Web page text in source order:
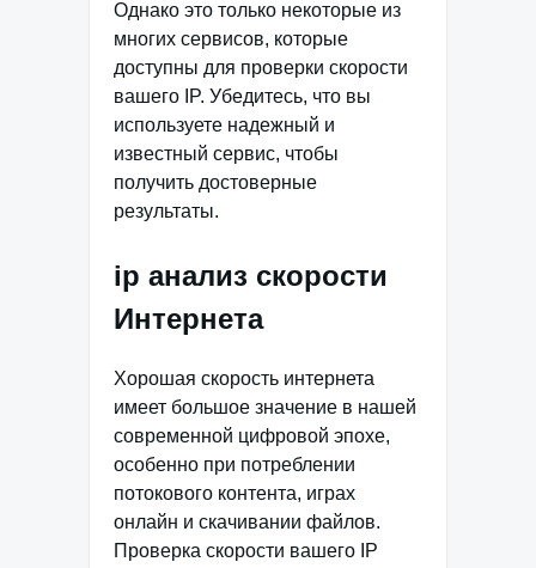
Однако это только некоторые из
многих сервисов, которые
доступны для проверки скорости
вашего IP. Убедитесь, что вы
используете надежный и
известный сервис, чтобы
получить достоверные
результаты.
ip анализ скорости
Интернета
Хорошая скорость интернета
имеет большое значение в нашей
современной цифровой эпохе,
особенно при потреблении
потокового контента, играх
онлайн и скачивании файлов.
Проверка скорости вашего IP